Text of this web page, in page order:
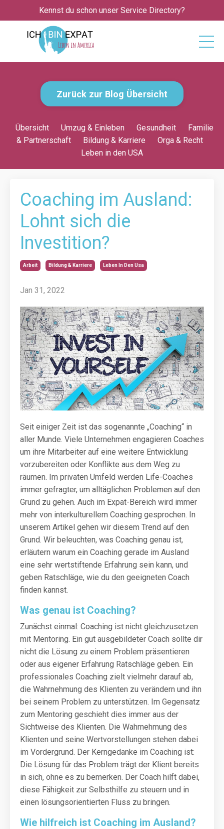
Kennst du schon unser Service Directory?
Zurück zur Blog Übersicht
Übersicht Umzug & Einleben Gesundheit
Familie
& Partnerschaft
Bildung & Karriere
Orga & Recht
Leben in den USA
Coaching im Ausland:
Lohnt sich die
Investition?
Arbeit Bildung & Karriere Leben In Den Usa
Jan 31, 2022
Seit einiger Zeit ist das sogenannte „Coaching“ in
aller Munde. Viele Unternehmen engagieren Coaches
um ihre Mitarbeiter auf eine weitere Entwicklung
vorzubereiten oder Konflikte aus dem Weg zu
räumen. Im privaten Umfeld werden Life-Coaches
immer gefragter, um alltäglichen Problemen auf den
Grund zu gehen. Auch im Expat-Bereich wird immer
mehr von interkulturellem Coaching gesprochen. In
unserem Artikel gehen wir diesem Trend auf den
Grund. Wir beleuchten, was Coaching genau ist,
erläutern warum ein Coaching gerade im Ausland
eine sehr wertstiftende Erfahrung sein kann, und
geben Ratschläge, wie du den geeigneten Coach
finden kannst.
Was genau ist Coaching?
Zunächst einmal: Coaching ist nicht gleichzusetzen
mit Mentoring. Ein gut ausgebildeter Coach sollte dir
nicht die Lösung zu einem Problem präsentieren
oder aus eigener Erfahrung Ratschläge geben. Ein
professionales Coaching zielt vielmehr darauf ab,
die Wahrnehmung des Klienten zu verändern und ihn
bei seinem Problem zu unterstützen. Im Gegensatz
zum Mentoring geschieht dies immer aus der
Sichtweise des Klienten. Die Wahrnehmung des
Klienten und seine Wertvorstellungen stehen dabei
im Vordergrund. Der Kerngedanke im Coaching ist:
Die Lösung für das Problem trägt der Klient bereits
in sich, ohne es zu bemerken. Der Coach hilft dabei,
diese Fähigkeit zur Selbsthilfe zu steuern und in
einen lösungsorientierten Fluss zu bringen.
Wie hilfreich ist Coaching im Ausland?